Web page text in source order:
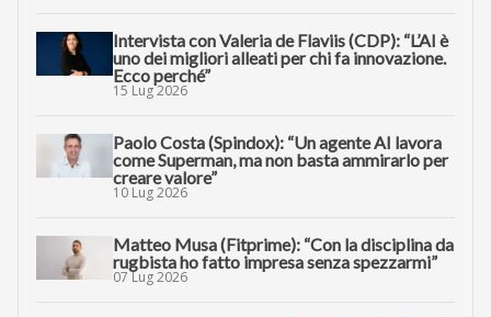
Intervista con Valeria de Flaviis (CDP): “L’AI è
uno dei migliori alleati per chi fa innovazione.
Ecco perché”
15 Lug 2026
Paolo Costa (Spindox): “Un agente AI lavora
come Superman, ma non basta ammirarlo per
creare valore”
10 Lug 2026
Matteo Musa (Fitprime): “Con la disciplina da
rugbista ho fatto impresa senza spezzarmi”
07 Lug 2026